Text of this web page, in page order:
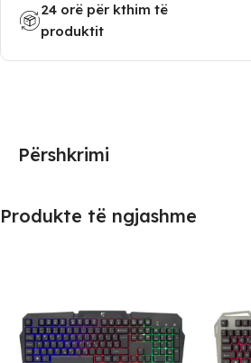
24 orë për kthim të
produktit
Përshkrimi
Produkte të ngjashme